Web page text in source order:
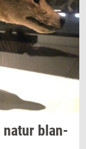
natur blan­